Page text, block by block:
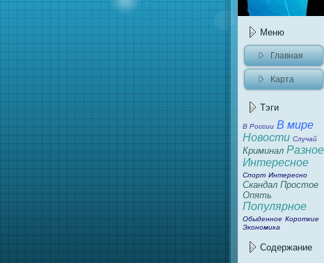
Меню
Главнaя
Карта
Тэги
В России В мире
Новости Случай
Криминaл Разное
Интересное
Спорт Интересно
Скандал Простое
Опять
Популярное
Обыденное Короткие
Экономика
Содержание